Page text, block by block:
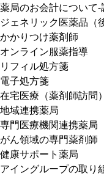
薬局のお会計について
ジェネリック医薬品（
かかりつけ薬剤師
オンライン服薬指導
リフィル処方箋
電子処方箋
在宅医療（薬剤師訪問）
地域連携薬局
専門医療機関連携薬局
がん領域の専門薬剤師
健康サポート薬局
アイングループの取り